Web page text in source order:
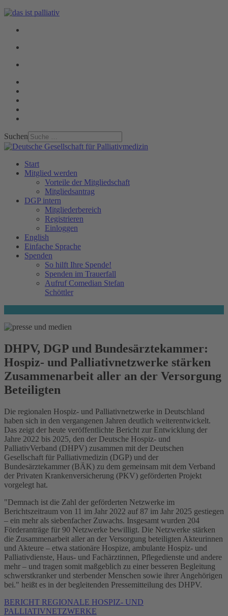
Suchen
Start
Mitglied werden
Vorteile der Mitgliedschaft
Mitgliedsantrag
DGP intern
Mitgliederbereich
Registrieren
Einloggen
English
Einfache Sprache
Spenden
So hilft Ihre Spende!
Spenden im Trauerfall
Aufruf Comedian Stefan
Schöttler
DHPV, DGP und Bundesärztekammer:
Hospiz- und Palliativnetzwerke stärken
Zusammenarbeit aller an der Versorgung
Beteiligten
Die regionalen Hospiz- und Palliativnetzwerke in Deutschland
haben sich in den vergangenen Jahren deutlich weiterentwickelt.
Das zeigt der heute veröffentlichte Bericht zur Entwicklung der
Jahre 2022 bis 2025, den der Deutsche Hospiz- und
PalliativVerband (DHPV) zusammen mit der Deutschen
Gesellschaft für Palliativmedizin (DGP) und der
Bundesärztekammer (BÄK) zu dem gemeinsam mit dem Verband
der Privaten Krankenversicherung (PKV) geförderten Projekt
vorgelegt hat.
"Demnach ist die Zahl der geförderten Netzwerke im
Berichtszeitraum von 11 im Jahr 2022 auf 87 im Jahr 2025 gestiegen
– ein mehr als siebenfacher Zuwachs. Insgesamt wurden 204
Förderanträge für 90 Netzwerke bewilligt. Die Netzwerke stärken
die Zusammenarbeit aller an der Versorgung beteiligten Akteurinnen
und Akteure – etwa stationäre Hospize, ambulante Hospiz- und
Palliativdienste, Haus- und Fachärztinnen, Pflegedienste und andere
mehr – und tragen somit maßgeblich zu einer besseren Begleitung
schwerstkranker und sterbender Menschen sowie ihrer Angehörigen
bei." heißt es in der begleitenden Pressemitteilung des DHPV.
BERICHT REGIONALE HOSPIZ- UND
PALLIATIVNETZWERKE